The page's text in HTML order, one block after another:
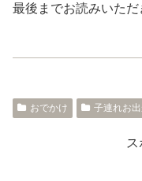
最後までお読みいただ
おでかけ 子連れお